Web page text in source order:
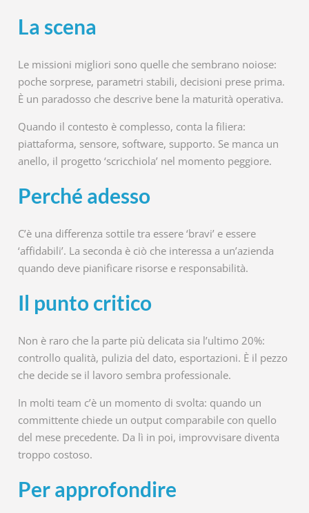
La scena
Le missioni migliori sono quelle che sembrano noiose:
poche sorprese, parametri stabili, decisioni prese prima.
È un paradosso che descrive bene la maturità operativa.
Quando il contesto è complesso, conta la filiera:
piattaforma, sensore, software, supporto. Se manca un
anello, il progetto ‘scricchiola’ nel momento peggiore.
Perché adesso
C’è una differenza sottile tra essere ‘bravi’ e essere
‘affidabili’. La seconda è ciò che interessa a un’azienda
quando deve pianificare risorse e responsabilità.
Il punto critico
Non è raro che la parte più delicata sia l’ultimo 20%:
controllo qualità, pulizia del dato, esportazioni. È il pezzo
che decide se il lavoro sembra professionale.
In molti team c’è un momento di svolta: quando un
committente chiede un output comparabile con quello
del mese precedente. Da lì in poi, improvvisare diventa
troppo costoso.
Per approfondire